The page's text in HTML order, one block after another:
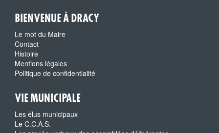
BIENVENUE À DRACY
Le mot du Maire
Contact
Histoire
Mentions légales
Politique de confidentialité
VIE MUNICIPALE
Les élus municipaux
Le C.C.A.S.